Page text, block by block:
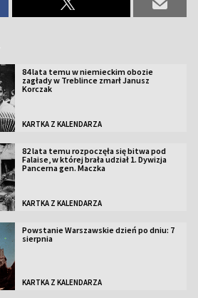
84 lata temu w niemieckim obozie
zagłady w Treblince zmarł Janusz
Korczak
KARTKA Z KALENDARZA
82 lata temu rozpoczęła się bitwa pod
Falaise, w której brała udział 1. Dywizja
Pancerna gen. Maczka
KARTKA Z KALENDARZA
Powstanie Warszawskie dzień po dniu: 7
sierpnia
KARTKA Z KALENDARZA